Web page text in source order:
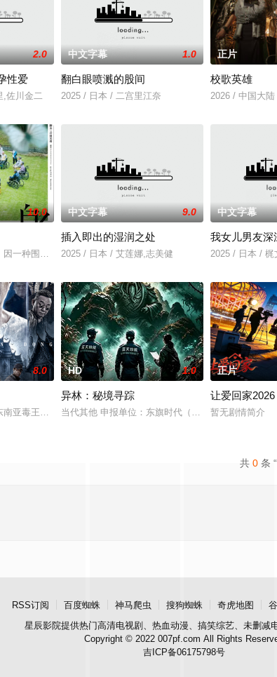
2.0
性爱
,佐川金二
中文字幕 1.0
翻白眼喷溅的股间
2025 / 日本 / 二宫里江奈
正片
校歌英雄
2026 / 中国大
时，努力应对名利和行业压力的复杂压力，揭示了地下文化
10.0
因一种围绕“废用身”——因瘫痪等原因已无恢复可能的四肢——的治
中文字幕 9.0
插入即出的湿润之处
2025 / 日本 / 艾莲娜,志美健
中文字幕
我女儿男友深
2025 / 日本 / 梶
8.0
亚毒王廖爷将携600余公斤毒品来云交易，火速成立“斩毒行动”专
HD 1.0
异林：秘境寻踪
当代其他 申报单位：东旗时代（北京）影视文化传媒
正片
让爱回家2026
暂无剧情简介
共 0 条
RSS订阅 百度蜘蛛 神马爬虫 搜狗蜘蛛 奇虎地图
星辰影院提供热门高清电视剧、热血动漫、搞笑综艺、未删减
Copyright © 2022 007pf.com All Rights
吉ICP备06175798号